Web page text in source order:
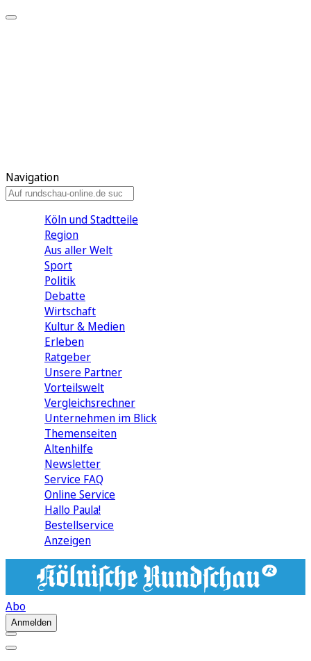
Navigation
Köln und Stadtteile
Region
Aus aller Welt
Sport
Politik
Debatte
Wirtschaft
Kultur & Medien
Erleben
Ratgeber
Unsere Partner
Vorteilswelt
Vergleichsrechner
Unternehmen im Blick
Themenseiten
Altenhilfe
Newsletter
Service FAQ
Online Service
Hallo Paula!
Bestellservice
Anzeigen
Abo
Anmelden